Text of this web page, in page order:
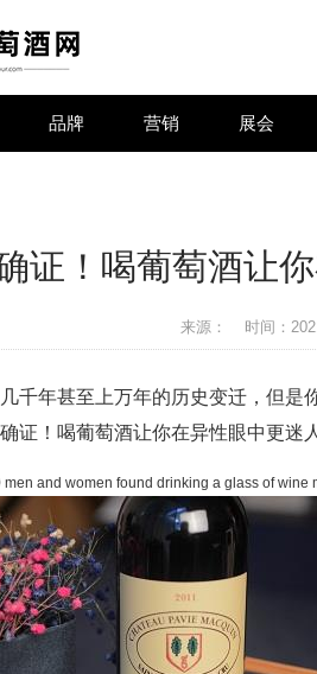
品牌 营销 展会
证！喝葡萄酒让
来源： 时间：
千年甚至上万年的历史变迁，但
证！喝葡萄酒让你在异性眼中更迷
men and women found drinking a glass of